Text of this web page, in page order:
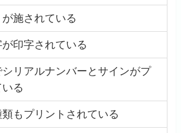
施されている
印字されている
リアルナンバーとサインがプ
る
もプリントされている